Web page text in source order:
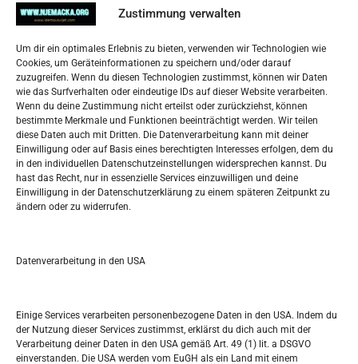
Zustimmung verwalten
Um dir ein optimales Erlebnis zu bieten, verwenden wir Technologien wie
Cookies, um Geräteinformationen zu speichern und/oder darauf
zuzugreifen. Wenn du diesen Technologien zustimmst, können wir Daten
wie das Surfverhalten oder eindeutige IDs auf dieser Website verarbeiten.
Wenn du deine Zustimmung nicht erteilst oder zurückziehst, können
bestimmte Merkmale und Funktionen beeinträchtigt werden. Wir teilen
diese Daten auch mit Dritten. Die Datenverarbeitung kann mit deiner
Einwilligung oder auf Basis eines berechtigten Interesses erfolgen, dem du
in den individuellen Datenschutzeinstellungen widersprechen kannst. Du
hast das Recht, nur in essenzielle Services einzuwilligen und deine
Einwilligung in der Datenschutzerklärung zu einem späteren Zeitpunkt zu
ändern oder zu widerrufen.
Datenverarbeitung in den USA
Einige Services verarbeiten personenbezogene Daten in den USA. Indem du
der Nutzung dieser Services zustimmst, erklärst du dich auch mit der
Verarbeitung deiner Daten in den USA gemäß Art. 49 (1) lit. a DSGVO
einverstanden. Die USA werden vom EuGH als ein Land mit einem
Impressum
Datenschutzerklärung
Widerufsbelehrung
Oglašavanje / Postavite svoj oglas
Tko je “Idemo u Svijet – Njemačka?
Pretražite stranicu:
S
e
a
h
M D M D F S S
1